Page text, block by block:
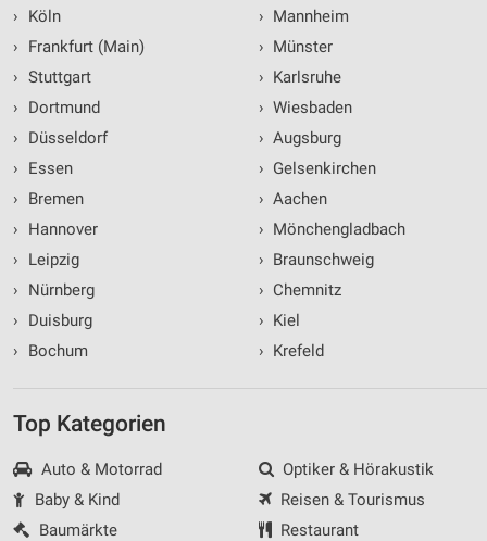
›
Köln
›
Frankfurt (Main)
› Stuttgart
›
Dortmund
›
Düsseldorf
›
Essen
›
Bremen
›
Hannover
›
Leipzig
›
Nürnberg
›
Duisburg
›
Bochum
› Mannheim
› Münster
› Karlsruhe
› Wiesbaden
› Augsburg
› Gelsenkirchen
› Aachen
› Mönchengladbach
› Braunschweig
› Chemnitz
› Kiel
› Krefeld
Top Kategorien
Auto & Motorrad
Baby & Kind
Baumärkte
Optiker & Hörakustik
Reisen & Tourismus
Restaurant